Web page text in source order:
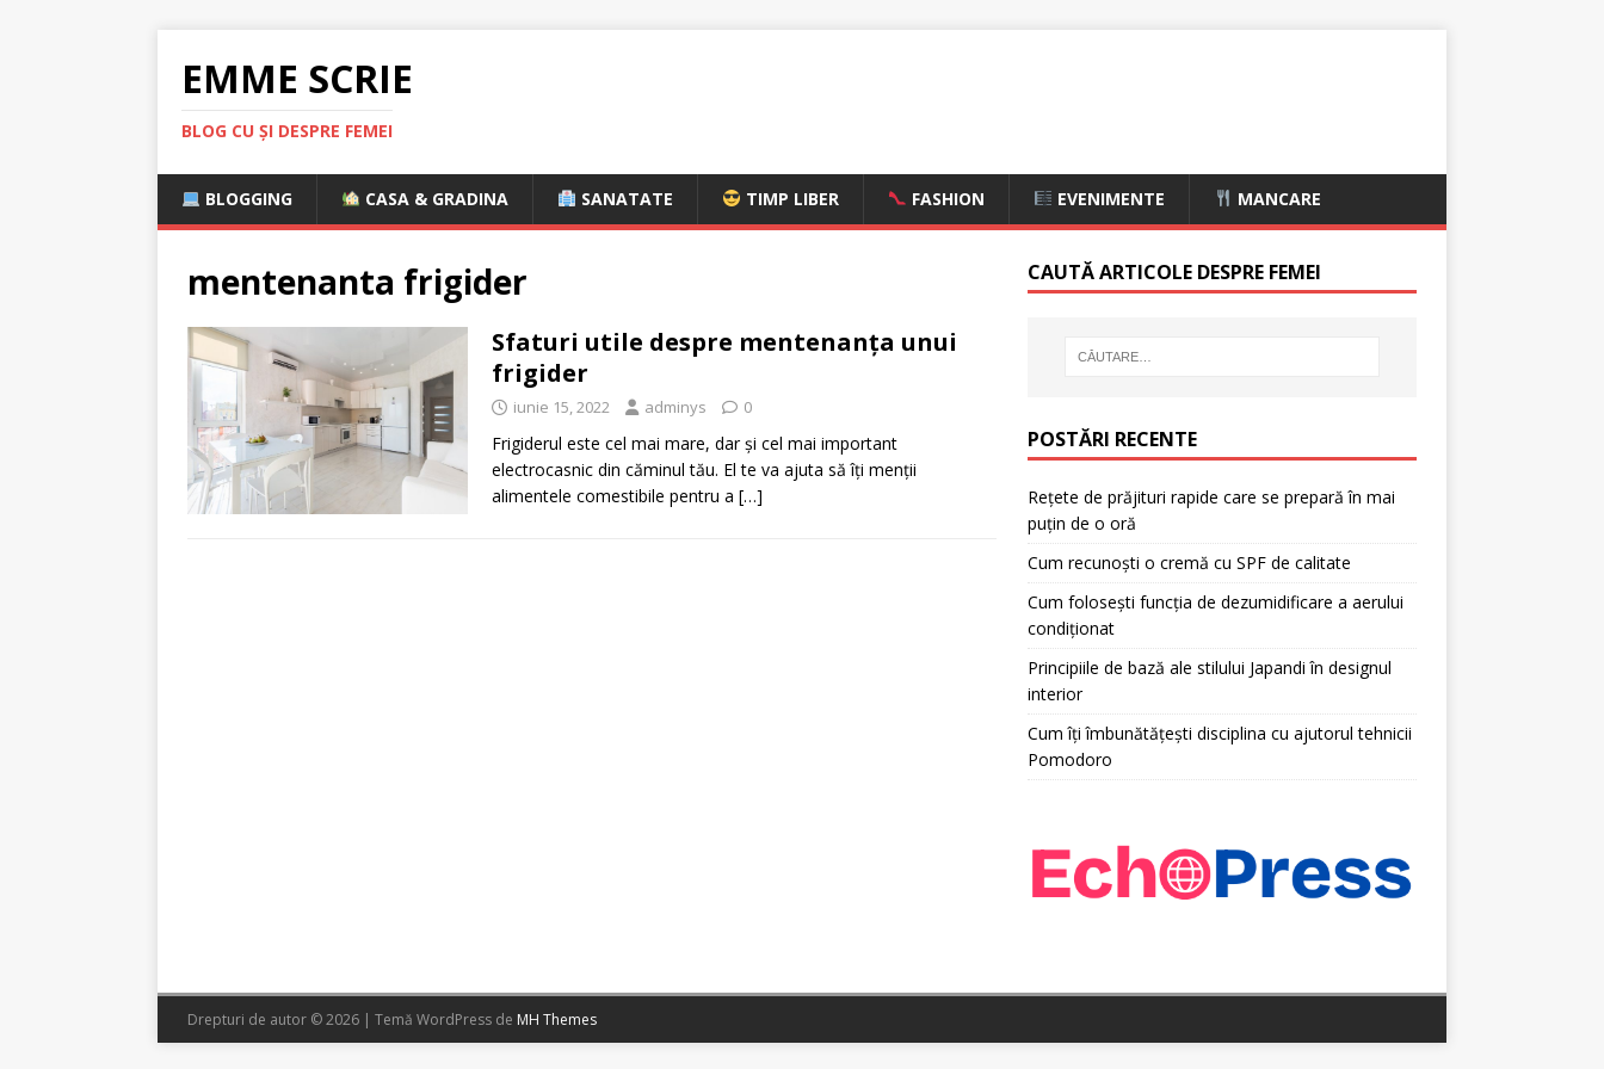
EMME SCRIE
BLOG CU ȘI DESPRE FEMEI
BLOGGING CASA & GRADINA SANATATE TIMP LIBER FASHION EVENIMENTE MANCARE
mentenanta frigider
Sfaturi utile despre mentenanța unui
frigider
iunie 15, 2022 adminys 0
Frigiderul este cel mai mare, dar și cel mai important
electrocasnic din căminul tău. El te va ajuta să îți menții
alimentele comestibile pentru a […]
CAUTĂ ARTICOLE DESPRE FEMEI
POSTĂRI RECENTE
Rețete de prăjituri rapide care se prepară în mai
puțin de o oră
Cum recunoști o cremă cu SPF de calitate
Cum folosești funcția de dezumidificare a aerului
condiționat
Principiile de bază ale stilului Japandi în designul
interior
Cum îți îmbunătățești disciplina cu ajutorul tehnicii
Pomodoro
Drepturi de autor © 2026 | Temă WordPress de MH Themes